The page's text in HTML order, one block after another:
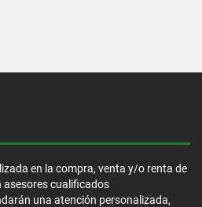
en la compra, venta y/o renta de
asesores cualificados
una atención personalizada,